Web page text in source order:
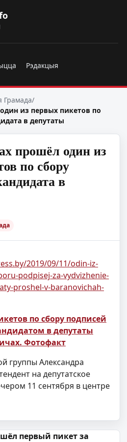
Рэдакцыя
Грамада/
из первых пикетов по
в депутаты
прошёл один из
по сбору
в
2019/09/11/odin-iz-
podpisej-za-vydvizhenie-
proshel-v-baranovichah-
по сбору подписей
в депутаты
Фотофакт
группы Александра
на депутатское
11 сентября в центре
первый пикет за